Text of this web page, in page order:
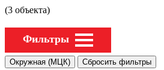
(3 объекта)
Фильтры